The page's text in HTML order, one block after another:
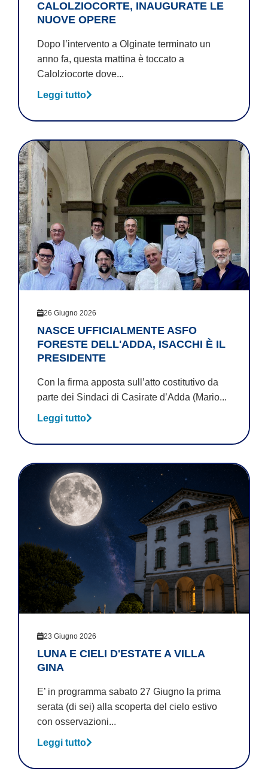
CALOLZIOCORTE, INAUGURATE LE
NUOVE OPERE
Dopo l’intervento a Olginate terminato un
anno fa, questa mattina è toccato a
Calolziocorte dove...
Leggi tutto
26 Giugno 2026
NASCE UFFICIALMENTE ASFO
FORESTE DELL'ADDA, ISACCHI È IL
PRESIDENTE
Con la firma apposta sull’atto costitutivo da
parte dei Sindaci di Casirate d’Adda (Mario...
Leggi tutto
23 Giugno 2026
LUNA E CIELI D'ESTATE A VILLA
GINA
E’ in programma sabato 27 Giugno la prima
serata (di sei) alla scoperta del cielo estivo
con osservazioni...
Leggi tutto